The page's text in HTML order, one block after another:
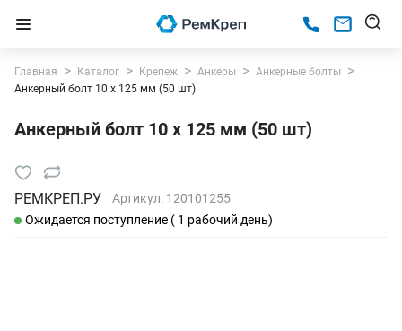
Главная Каталог Крепеж Анкеры
Анкерные болты
Анкерный болт 10 х 125 мм (50 шт)
Анкерный болт 10 х 125 мм (50 шт)
РЕМКРЕП.РУ Артикул: 120101255
Ожидается поступление ( 1 рабочий день)